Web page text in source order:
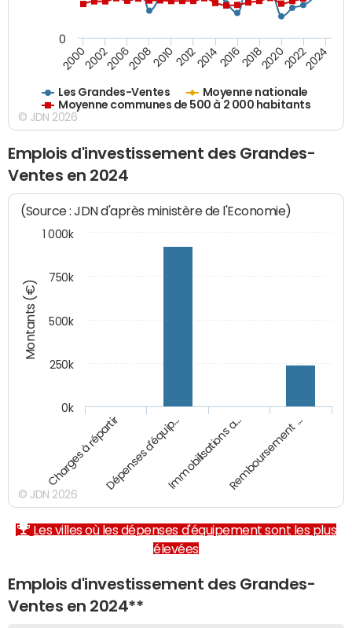
Les Grandes-Ventes
Moyenne nationale
Moyenne communes de 500 à 2 000 habitants
200020022006200820102012201420162018202020222024
0
© JDN 2026
Emplois d'investissement des Grandes-
Ventes en 2024
Montants (€)
(Source : JDN d'après ministère de l'Economie)
Charges à répartirDépenses d'équip…Immobilisations a…Remboursement …
0k
250k
500k
750k
1 000k
© JDN 2026
Les villes où les dépenses d'équipement sont les plus
élevées
Emplois d'investissement des Grandes-
Ventes en 2024**